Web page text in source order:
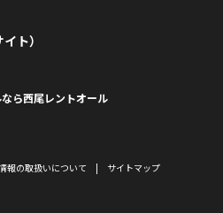
ト）
ら西尾レントオール
報の取扱いについて サイトマップ